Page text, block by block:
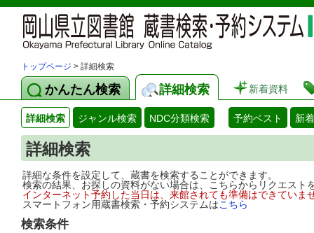
トップページ > 詳細検索
かんたん検索 詳細検索 新着資料
詳細検索 ジャンル検索 NDC分類検索 予約ベスト 新
詳細検索
詳細な条件を設定して、蔵書を検索することができます。
検索の結果、お探しの資料がない場合は、こちらからリクエス
インターネット予約した当日は、来館されても準備はできてい
スマートフォン用蔵書検索・予約システムはこちら
検索条件